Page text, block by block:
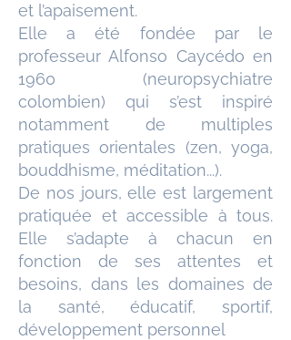
et l’apaisement.
Elle a été fondée par le
professeur Alfonso Caycédo en
1960 (neuropsychiatre
colombien) qui s’est inspiré
notamment de multiples
pratiques orientales (zen, yoga,
bouddhisme, méditation...).
De nos jours, elle est largement
pratiquée et accessible à tous.
Elle s’adapte à chacun en
fonction de ses attentes et
besoins, dans les domaines de
la santé, éducatif, sportif,
développement personnel